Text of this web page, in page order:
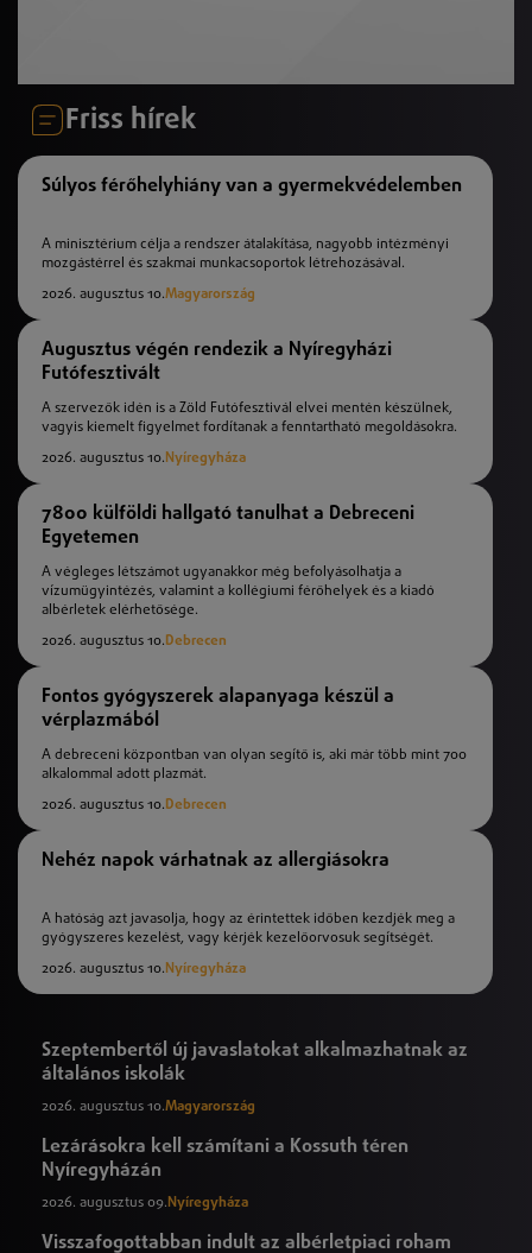
Friss hírek
Súlyos férőhelyhiány van a gyermekvédelemben
A minisztérium célja a rendszer átalakítása, nagyobb intézményi
mozgástérrel és szakmai munkacsoportok létrehozásával.
2026. augusztus 10.Magyarország
Augusztus végén rendezik a Nyíregyházi
Futófesztivált
A szervezők idén is a Zöld Futófesztivál elvei mentén készülnek,
vagyis kiemelt figyelmet fordítanak a fenntartható megoldásokra.
2026. augusztus 10. Nyíregyháza
7800 külföldi hallgató tanulhat a Debreceni
Egyetemen
A végleges létszámot ugyanakkor még befolyásolhatja a
vízumügyintézés, valamint a kollégiumi férőhelyek és a kiadó
albérletek elérhetősége.
2026. augusztus 10.Debrecen
Fontos gyógyszerek alapanyaga készül a
vérplazmából
A debreceni központban van olyan segítő is, aki már több mint 700
alkalommal adott plazmát.
2026. augusztus 10.Debrecen
Nehéz napok várhatnak az allergiásokra
A hatóság azt javasolja, hogy az érintettek időben kezdjék meg a
gyógyszeres kezelést, vagy kérjék kezelőorvosuk segítségét.
2026. augusztus 10. Nyíregyháza
Szeptembertől új javaslatokat alkalmazhatnak az
általános iskolák
2026. augusztus 10.Magyarország
Lezárásokra kell számítani a Kossuth téren
Nyíregyházán
2026. augusztus 09. Nyíregyháza
Visszafogottabban indult az albérletpiaci roham